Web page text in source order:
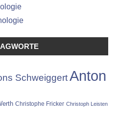
SchweiggertAnton
Christophe Fricker Christoph Leisten